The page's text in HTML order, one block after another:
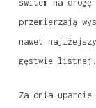
świtem na
przemierzają
nawet
gęstwie listnej.
Za dnia uparcie